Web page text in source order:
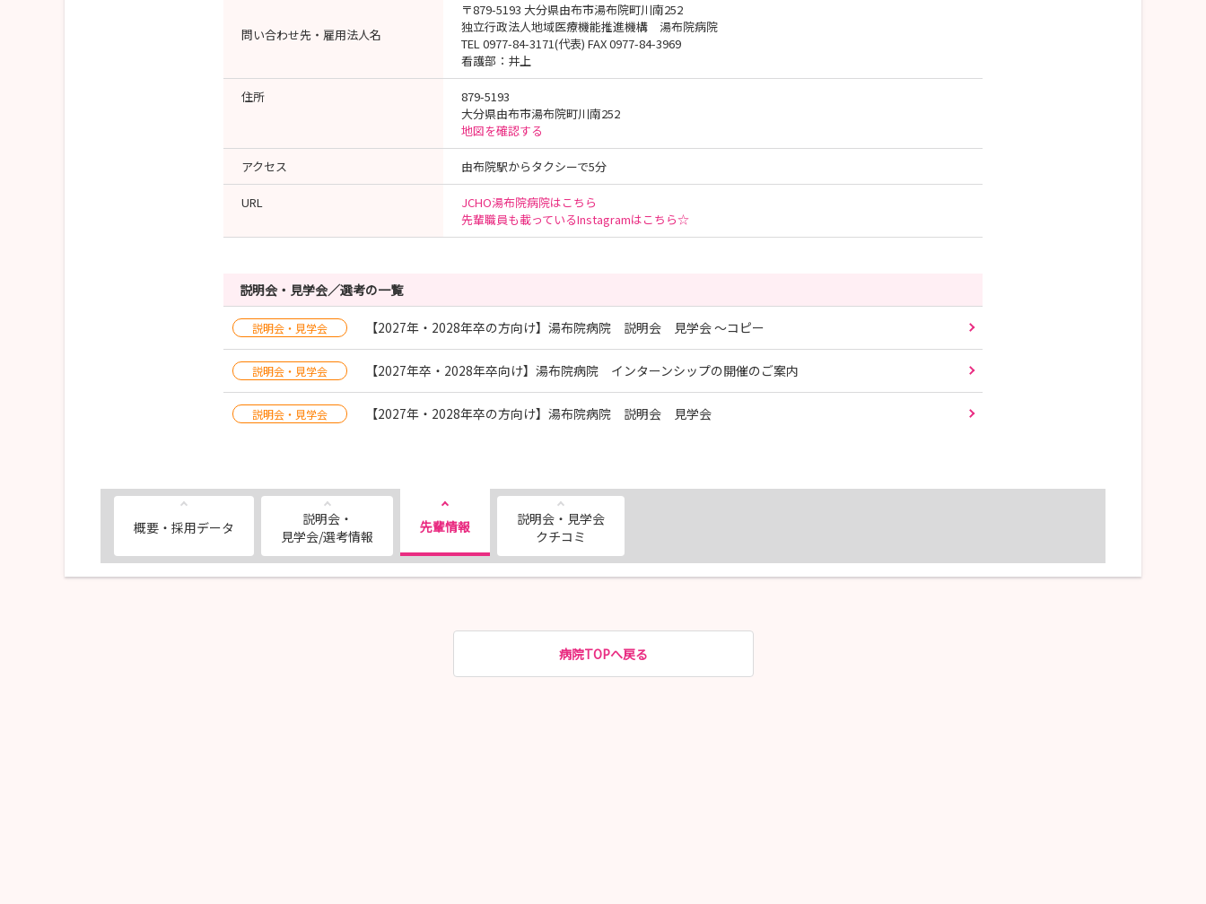
問い合わせ先・雇用法人名
〒879-5193 大分県由布市湯布院町川南252
独立行政法人地域医療機能推進機構 湯布院病院
TEL 0977-84-3171(代表) FAX 0977-84-3969
看護部：井上
住所
879-5193
大分県由布市湯布院町川南252
地図を確認する
アクセス 由布院駅からタクシーで5分
URL
JCHO湯布院病院はこちら
先輩職員も載っているInstagramはこちら☆
説明会・見学会／選考の一覧
説明会・見学会 【2027年・2028年卒の方向け】湯布院病院 説明会 見学会 ～コピー
説明会・見学会 【2027年卒・2028年卒向け】湯布院病院 インターンシップの開催のご案内
説明会・見学会 【2027年・2028年卒の方向け】湯布院病院 説明会 見学会
概要・採用データ
説明会・
見学会/選考情報
先輩情報
説明会・見学会
クチコミ
病院TOPへ戻る